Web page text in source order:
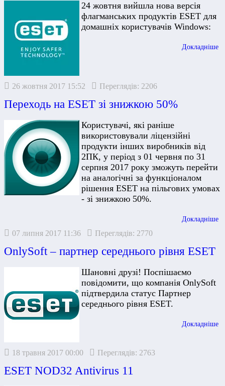
24 жовтня вийшла нова версія
флагманських продуктів ESET для
домашніх користувачів Windows:
Докладніше
26 жовтня 2017 15:52 Переглядів: 2206
Переходь на ESET зі знижкою 50%
Користувачі, які раніше
використовували ліцензійні
продукти інших виробників від
2ПК, у період з 01 червня по 31
серпня 2017 року зможуть перейти
на аналогічні за функціоналом
рішення ESET на пільгових умовах
- зі знижкою 50%.
Докладніше
07 липня 2017 11:36 Переглядів: 2770
OnlySoft – партнер середнього рівня ESET
Шановні друзі! Поспішаємо
повідомити, що компанія OnlySoft
підтвердила статус Партнер
середнього рівня ESET.
Докладніше
18 травня 2017 00:00 Переглядів: 2763
ESET NOD32 Antivirus 11